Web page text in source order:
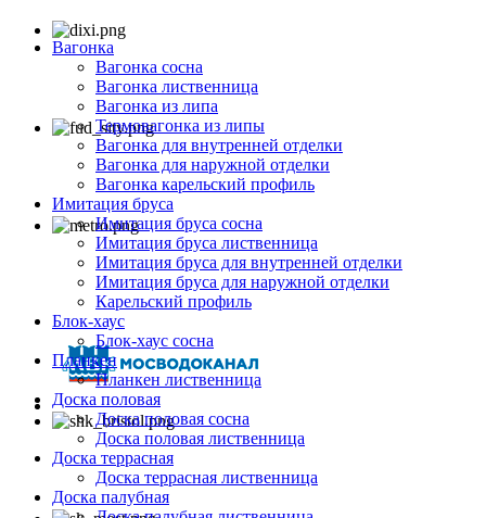
Вагонка
Вагонка сосна
Вагонка лиственница
Вагонка из липа
Термовагонка из липы
Вагонка для внутренней отделки
Вагонка для наружной отделки
Вагонка карельский профиль
Имитация бруса
Имитация бруса сосна
Имитация бруса лиственница
Имитация бруса для внутренней отделки
Имитация бруса для наружной отделки
Карельский профиль
Блок-хаус
Блок-хаус сосна
Планкен
Планкен лиственница
Доска половая
Доска половая сосна
Доска половая лиственница
Доска террасная
Доска террасная лиственница
Доска палубная